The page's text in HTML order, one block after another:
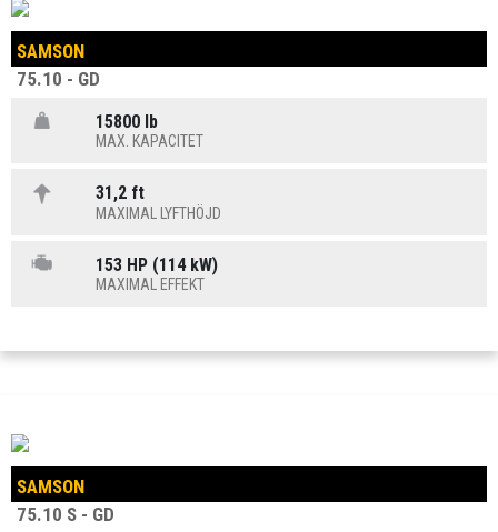
SAMSON
75.10 - GD
15800 lb
MAX. KAPACITET
31,2 ft
MAXIMAL LYFTHÖJD
153 HP (114 kW)
MAXIMAL EFFEKT
SAMSON
75.10 S - GD